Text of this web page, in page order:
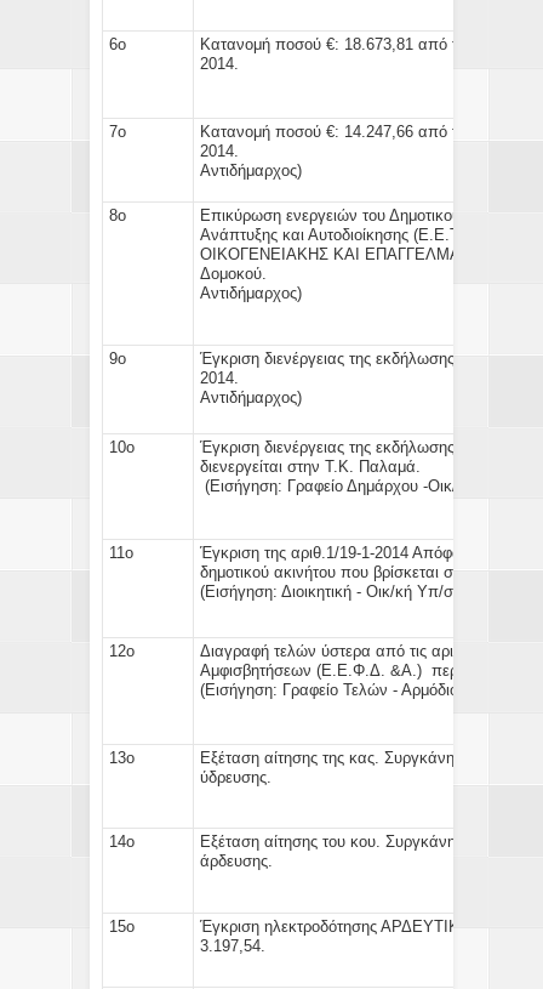
6ο Κατανομή ποσού €: 18.673,81 από τους Κ.Α.Π.
2014.
7ο Κατανομή ποσού €: 14.247,66 από τους Κ.Α.Π.
Αντιδήμαρχος)
8ο Επικύρωση ενεργειών του Δημοτικού Ταμία για
Ανάπτυξης και Αυτοδιοίκησης (Ε.Ε.Τ.Α.Α)
ΟΙΚΟΓΕΝΕΙΑΚΗΣ ΚΑΙ ΕΠΑΓΓΕΛΜΑΤΙΚΗΣ ΖΩΗΣ"
Δομοκού.
Αντιδήμαρχος)
9ο Έγκριση διενέργειας της εκδήλωσης - διάθεση
Αντιδήμαρχος)
10ο Έγκριση διενέργειας της εκδήλωσης - διάθεση
(Εισήγηση: Γραφείο Δημάρχου -Οικ/κή Υπ/σία -
11ο
Έγκριση της αριθ.1/19-1-2014 Απόφασης της
δημοτικού ακινήτου που
(Εισήγηση: Διοικητική - Οικ/κή Υπ/σία -
12ο Διαγραφή τελών ύστερα από τις αριθ: 4 & 5/
Αμφισβητήσεων (Ε.Ε.Φ.Δ. &Α.) περί
(Εισήγηση: Γραφείο Τελών - Αρμόδιος
13ο Εξέταση αίτησης της κας. Συργκάνη Νίκης
ύδρευσης.
14ο Εξέταση αίτησης του κου. Συργκάνη Χρήστου
άρδευσης.
15ο Έγκριση ηλεκτροδότησης ΑΡΔΕΥΤΙΚΟΥ